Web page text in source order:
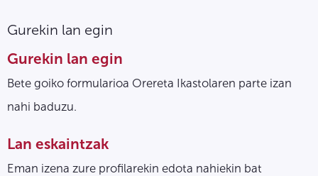
Gurekin lan egin
Gurekin lan egin
Bete goiko formularioa Orereta Ikastolaren parte izan
nahi baduzu.
Lan eskaintzak
Eman izena zure profilarekin edota nahiekin bat